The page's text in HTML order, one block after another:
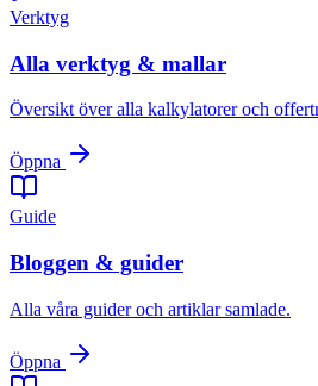
Verktyg
Alla verktyg & mallar
Översikt över alla kalkylatorer och
Öppna
Guide
Bloggen & guider
Alla våra guider och artiklar samlade.
Öppna